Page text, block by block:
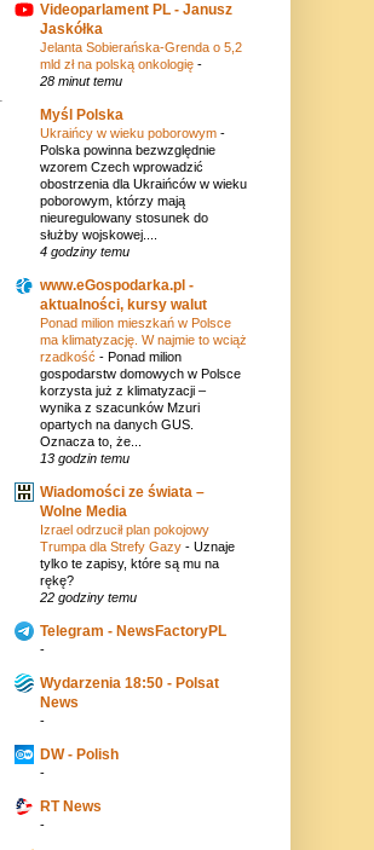
Videoparlament PL - Janusz
Jaskółka
Jelanta Sobierańska-Grenda o 5,2
mld zł na polską onkologię -
28 minut temu
Myśl Polska
Ukraińcy w wieku poborowym -
Polska powinna bezwzględnie
wzorem Czech wprowadzić
obostrzenia dla Ukraińców w wieku
poborowym, którzy mają
nieuregulowany stosunek do
służby wojskowej....
4 godziny temu
www.eGospodarka.pl -
aktualności, kursy walut
Ponad milion mieszkań w Polsce
ma klimatyzację. W najmie to wciąż
rzadkość - Ponad milion
gospodarstw domowych w Polsce
korzysta już z klimatyzacji –
wynika z szacunków Mzuri
opartych na danych GUS.
Oznacza to, że...
13 godzin temu
Wiadomości ze świata –
Wolne Media
Izrael odrzucił plan pokojowy
Trumpa dla Strefy Gazy - Uznaje
tylko te zapisy, które są mu na
rękę?
22 godziny temu
Telegram - NewsFactoryPL
-
Wydarzenia 18:50 - Polsat
News
-
DW - Polish
-
RT News
-